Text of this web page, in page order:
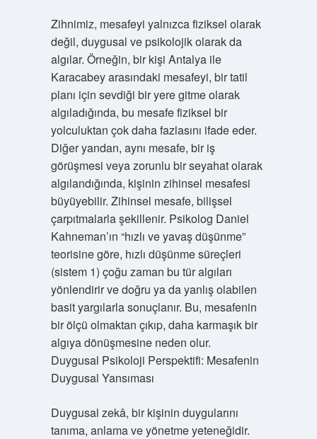
Zihnimiz, mesafeyi yalnızca fiziksel olarak
değil, duygusal ve psikolojik olarak da
algılar. Örneğin, bir kişi Antalya ile
Karacabey arasındaki mesafeyi, bir tatil
planı için sevdiği bir yere gitme olarak
algıladığında, bu mesafe fiziksel bir
yolculuktan çok daha fazlasını ifade eder.
Diğer yandan, aynı mesafe, bir iş
görüşmesi veya zorunlu bir seyahat olarak
algılandığında, kişinin zihinsel mesafesi
büyüyebilir. Zihinsel mesafe, bilişsel
çarpıtmalarla şekillenir. Psikolog Daniel
Kahneman’ın “hızlı ve yavaş düşünme”
teorisine göre, hızlı düşünme süreçleri
(sistem 1) çoğu zaman bu tür algıları
yönlendirir ve doğru ya da yanlış olabilen
basit yargılarla sonuçlanır. Bu, mesafenin
bir ölçü olmaktan çıkıp, daha karmaşık bir
algıya dönüşmesine neden olur.
Duygusal Psikoloji Perspektifi: Mesafenin
Duygusal Yansıması
Duygusal zekâ, bir kişinin duygularını
tanıma, anlama ve yönetme yeteneğidir.